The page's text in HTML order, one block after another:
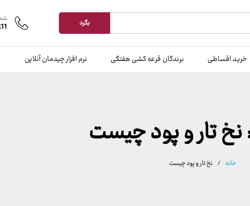
بگرد
خرید اقساطی برندگان قرعه کشی هفتگی نرم افزار چیدمان آنلاین
نخ تار و پود چیست
خانه / نخ تار و پود چیست